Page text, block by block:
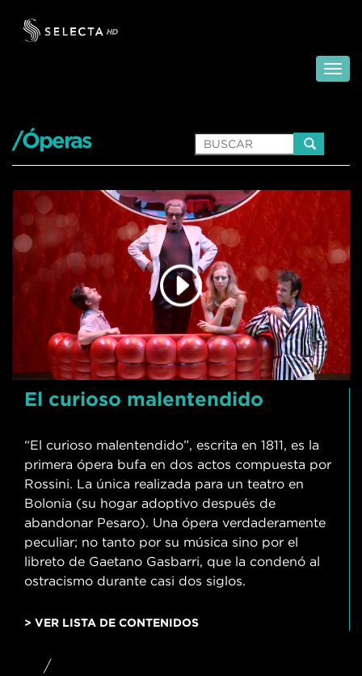
/Óperas
El curioso malentendido
“El curioso malentendido”, escrita en 1811, es la
primera ópera bufa en dos actos compuesta por
Rossini. La única realizada para un teatro en
Bolonia (su hogar adoptivo después de
abandonar Pesaro). Una ópera verdaderamente
peculiar; no tanto por su música sino por el
libreto de Gaetano Gasbarri, que la condenó al
ostracismo durante casi dos siglos.
> VER LISTA DE CONTENIDOS
/